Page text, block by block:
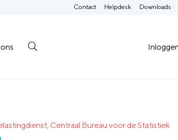
Contact Helpdesk Downloads
Centraal Bureau voor de Statistiek